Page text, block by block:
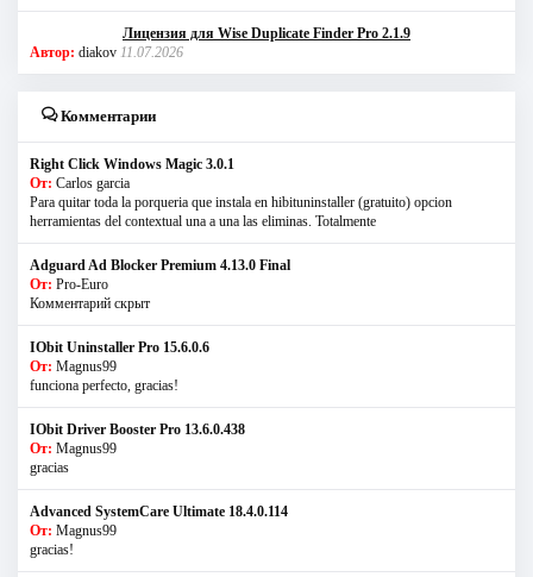
Лицензия для Wise Duplicate Finder Pro 2.1.9
Автор: diakov 11.07.2026
Комментарии
Right Click Windows Magic 3.0.1
От: Carlos garcia
Para quitar toda la porqueria que instala en hibituninstaller (gratuito) opcion
herramientas del contextual una a una las eliminas. Totalmente
Adguard Ad Blocker Premium 4.13.0 Final
От: Pro-Euro
Комментарий скрыт
IObit Uninstaller Pro 15.6.0.6
От: Magnus99
funciona perfecto, gracias!
IObit Driver Booster Pro 13.6.0.438
От: Magnus99
gracias
Advanced SystemCare Ultimate 18.4.0.114
От: Magnus99
gracias!